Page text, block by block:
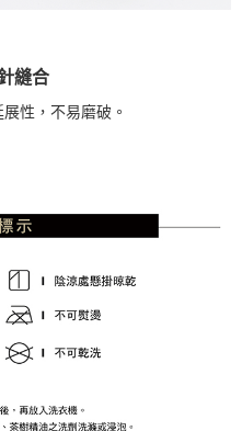
縫合
性，不易磨破。